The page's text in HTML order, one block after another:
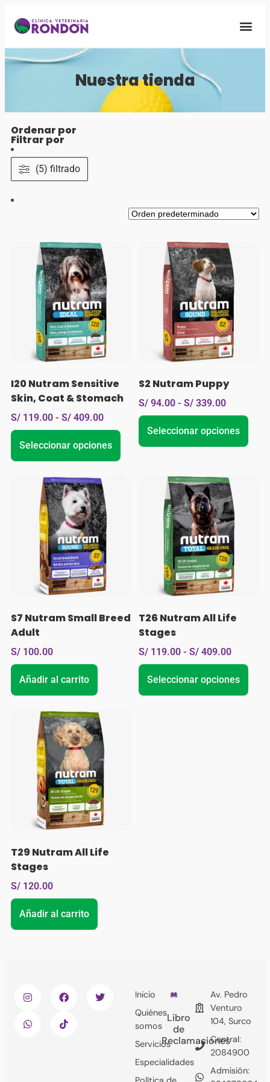
Nuestra tienda
Ordenar por
Filtrar por
(5) filtrado
I20 Nutram Sensitive
Skin, Coat & Stomach
S/ 119.00 - S/ 409.00
Seleccionar opciones
S2 Nutram Puppy
S/ 94.00 - S/ 339.00
Seleccionar opciones
S7 Nutram Small Breed
Adult
S/ 100.00
Añadir al carrito
T26 Nutram All Life
Stages
S/ 119.00 - S/ 409.00
Seleccionar opciones
T29 Nutram All Life
Stages
S/ 120.00
Añadir al carrito
Inicio
Quiénes
somos
Servicios
Especialidades
Libro
de
Reclamaciones
Av. Pedro
Venturo
104, Surco
Central:
2084900
Admisión: